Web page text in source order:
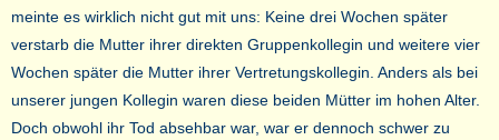
meinte es wirklich nicht gut mit uns: Keine drei Wochen später
verstarb die Mutter ihrer direkten Gruppenkollegin und weitere vier
Wochen später die Mutter ihrer Vertretungskollegin. Anders als bei
unserer jungen Kollegin waren diese beiden Mütter im hohen Alter.
Doch obwohl ihr Tod absehbar war, war er dennoch schwer zu